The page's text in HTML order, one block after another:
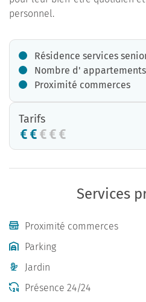
personnel.
Résidence services
Nombre d'
Proximité commerces
Tarifs
Services
Proximité commerces
Parking
Jardin
Présence 24/24